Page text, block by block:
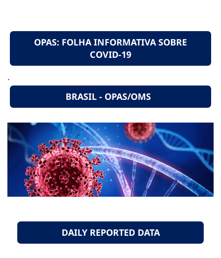
OPAS: FOLHA INFORMATIVA SOBRE
COVID-19
.
BRASIL - OPAS/OMS
DAILY REPORTED DATA